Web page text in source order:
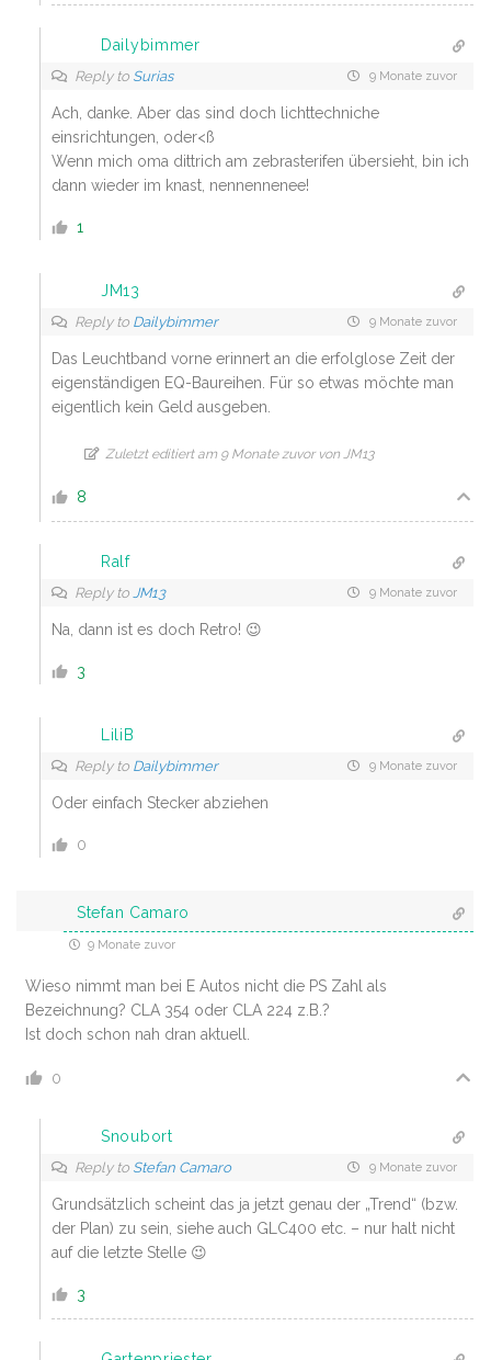
Dailybimmer
Reply to Surias 9 Monate zuvor
Ach, danke. Aber das sind doch lichttechniche
einsrichtungen, oder<ß
Wenn mich oma dittrich am zebrasterifen übersieht, bin ich
dann wieder im knast, nennennenee!
1
JM13
Reply to Dailybimmer 9 Monate zuvor
Das Leuchtband vorne erinnert an die erfolglose Zeit der
eigenständigen EQ-Baureihen. Für so etwas möchte man
eigentlich kein Geld ausgeben.
Zuletzt editiert am 9 Monate zuvor von JM13
8
Ralf
Reply to JM13 9 Monate zuvor
Na, dann ist es doch Retro! 😉
3
LiliB
Reply to Dailybimmer 9 Monate zuvor
Oder einfach Stecker abziehen
0
Stefan Camaro
9 Monate zuvor
Wieso nimmt man bei E Autos nicht die PS Zahl als
Bezeichnung? CLA 354 oder CLA 224 z.B.?
Ist doch schon nah dran aktuell.
0
Snoubort
Reply to Stefan Camaro 9 Monate zuvor
Grundsätzlich scheint das ja jetzt genau der „Trend“ (bzw.
der Plan) zu sein, siehe auch GLC400 etc. – nur halt nicht
auf die letzte Stelle 😉
3